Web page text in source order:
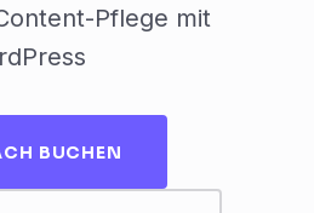
Pflege mit
BUCHEN